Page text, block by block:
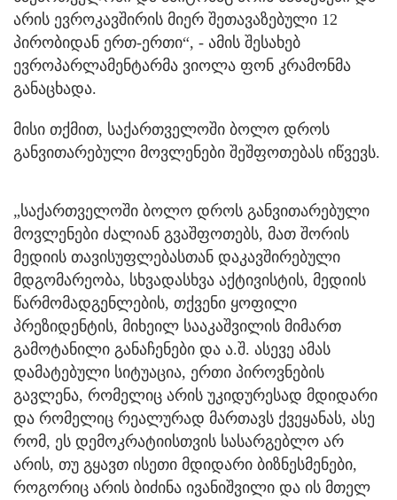
არის ევროკავშირის მიერ შეთავაზებული 12
პირობიდან ერთ-ერთი“, - ამის შესახებ
ევროპარლამენტარმა ვიოლა ფონ კრამონმა
განაცხადა.
მისი თქმით, საქართველოში ბოლო დროს
განვითარებული მოვლენები შეშფოთებას იწვევს.
„საქართველოში ბოლო დროს განვითარებული
მოვლენები ძალიან გვაშფოთებს, მათ შორის
მედიის თავისუფლებასთან დაკავშირებული
მდგომარეობა, სხვადასხვა აქტივისტის, მედიის
წარმომადგენლების, თქვენი ყოფილი
პრეზიდენტის, მიხეილ სააკაშვილის მიმართ
გამოტანილი განაჩენები და ა.შ. ასევე ამას
დამატებული სიტუაცია, ერთი პიროვნების
გავლენა, რომელიც არის უკიდურესად მდიდარი
და რომელიც რეალურად მართავს ქვეყანას, ასე
რომ, ეს დემოკრატიისთვის სასარგებლო არ
არის, თუ გყავთ ისეთი მდიდარი ბიზნესმენები,
როგორიც არის ბიძინა ივანიშვილი და ის მთელ